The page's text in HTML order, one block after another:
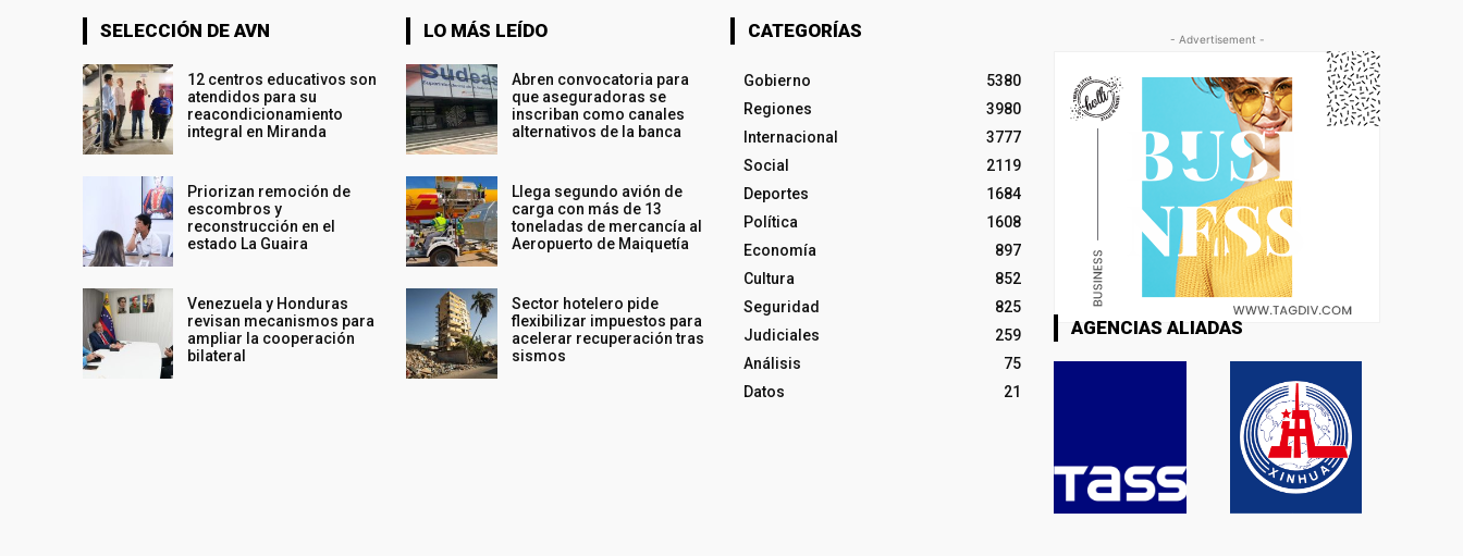
SELECCIÓN DE AVN
12 centros educativos son
atendidos para su
reacondicionamiento
integral en Miranda
Priorizan remoción de
escombros y
reconstrucción en el
estado La Guaira
Venezuela y Honduras
revisan mecanismos para
ampliar la cooperación
bilateral
LO MÁS LEÍDO
Abren convocatoria para
que aseguradoras se
inscriban como canales
alternativos de la banca
Llega segundo avión de
carga con más de 13
toneladas de mercancía al
Aeropuerto de Maiquetía
Sector hotelero pide
flexibilizar impuestos para
acelerar recuperación tras
sismos
CATEGORÍAS
Gobierno
5380
Regiones
3980
Internacional
3777
Social
2119
Deportes
1684
Política
1608
Economía
897
Cultura
852
Seguridad
825
Judiciales
259
Análisis
75
Datos
21
- Advertisement -
AGENCIAS ALIADAS